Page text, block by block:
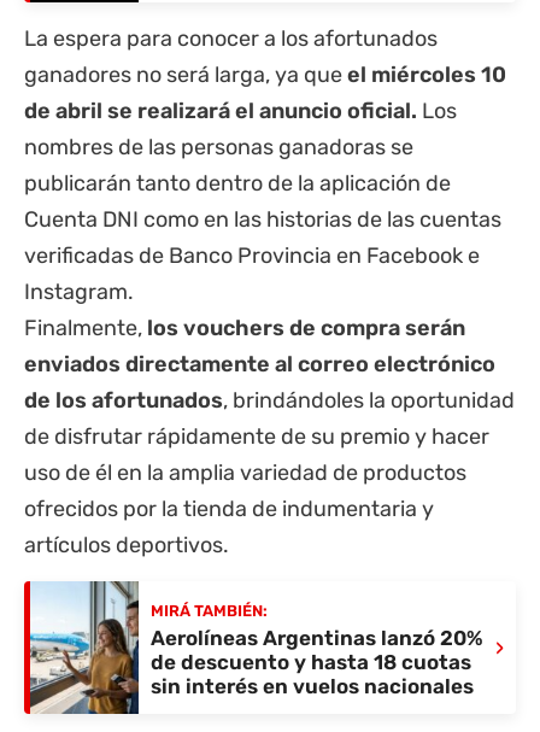
La espera para conocer a los afortunados
ganadores no será larga, ya queel miércoles 10
de abril se realizará el anuncio oficial. Los
nombres de las personas ganadoras se
publicarán tanto dentro de la aplicación de
Cuenta DNI como en las historias de las cuentas
verificadas de Banco Provincia en Facebook e
Instagram.
Finalmente, los vouchers de compra serán
enviados directamente al correo electrónico
de los afortunados, brindándoles la oportunidad
de disfrutar rápidamente de su premio y hacer
uso de él en la amplia variedad de productos
ofrecidos por la tienda de indumentaria y
artículos deportivos.
MIRÁ TAMBIÉN:
Aerolíneas Argentinas lanzó 20%
de descuento y hasta 18 cuotas
sin interés en vuelos nacionales
›